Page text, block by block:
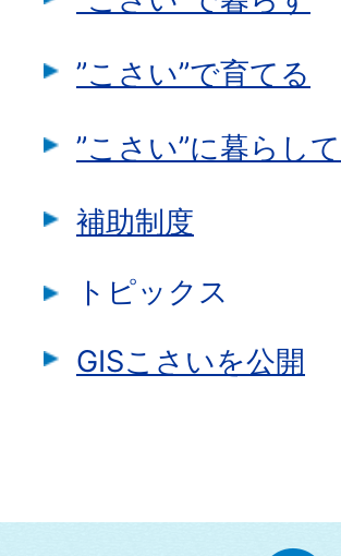
”こさい”で育てる
”こさい”に暮らし
補助制度
トピックス
GISこさいを公開